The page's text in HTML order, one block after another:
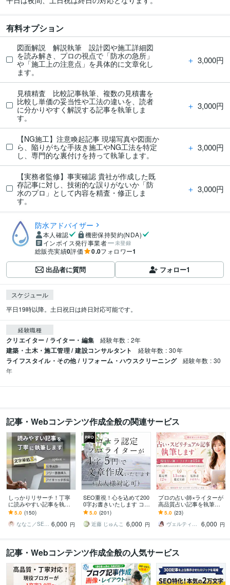
有料オプション
図面解説 解説執筆 設計図や施工詳細図
を読み解き、プロの視点で「防水の急所」
や「施工上の注意点」を具体的に文章化し
ます。
＋ 3,000円
見積精査 比較記事執筆、複数の見積書を
比較し単価の妥当性や工法の違いを、読者
に分かりやすく解説する記事を執筆しま
す。
＋ 3,000円
【NG施工】注意喚起記事 現場写真や図面か
ら、陥りがちな手抜き施工やNG工法を特定
し、専門的な裏付けを持って執筆します。
＋ 3,000円
【実務者監修】事実確認 貴社が作成した既
存記事に対し、技術的な誤りがないか「防
水のプロ」として内容を精査・修正しま
す。
＋ 3,000円
防水アドバイザー
本人確認
機密保持契約(NDA)
インボイス発行事業者
未登録
総販売実績0評価 0.0フォロワー1
出品者に質問 フォロー1
スケジュール
平日19時以降。土日祝日は終日対応可能です。
経験職種
クリエイター / ライター・編集 経験年数 : 2年
建築・土木・施工管理 / 建設コンサルタント 経験年数 : 30年
ライフスタイル・その他 / リフォーム・ハウスクリーニング
経験年数 : 30
年
記事・Webコンテンツ作成全般の関連サービス
しっかりリサーチ！丁寧
に読みやすい記事を執筆
します 【SEO】と【読み
やすさ】にこだわった記
事に仕上げます
5.0 (150)
ななこ／SEOライター 6,000 円
SEO重視！心を込めて200
0字お書きいたします ココ
ナラ実績「2000万円」超
えの認定プロが響く文章
を作成！
5.0 (201)
近藤 じゅんこ 6,000 円
プロの占い師×ライターが
高品質占い記事を執筆し
ます タロット・12星座・
風水・スピリチュアルな
ど幅広く対応可能！
5.0 (23)
ヴェルティーナ
6,000 円
記事・Webコンテンツ作成全般の人気サービス